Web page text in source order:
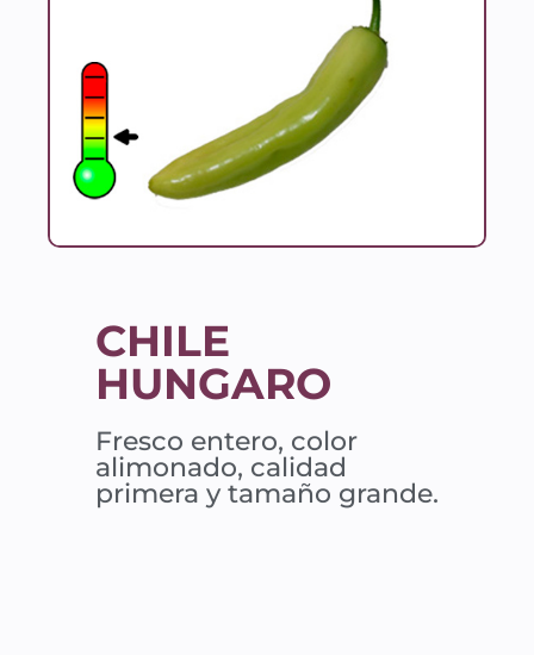
CHILE
HUNGARO
Fresco entero, color
alimonado, calidad
primera y tamaño grande.